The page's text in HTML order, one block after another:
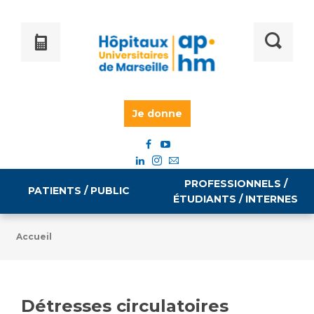
Je donne
PATIENTS / PUBLIC
PROFESSIONNELS /
ÉTUDIANTS / INTERNES
Emploi / formation
Accueil
Détresses circulatoires